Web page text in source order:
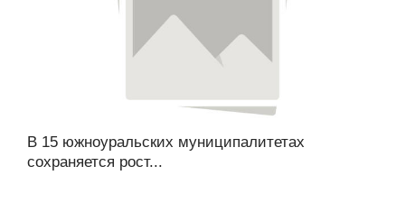
В 15 южноуральских муниципалитетах
сохраняется рост...